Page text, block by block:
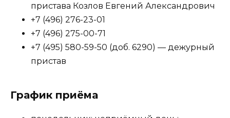
пристава Козлов Евгений Александрович
+7 (496) 276-23-01
+7 (496) 275-00-71
+7 (495) 580-59-50 (доб. 6290) — дежурный
пристав
График приёма